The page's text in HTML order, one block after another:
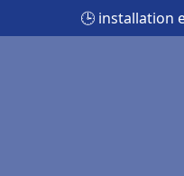
🕒 installation